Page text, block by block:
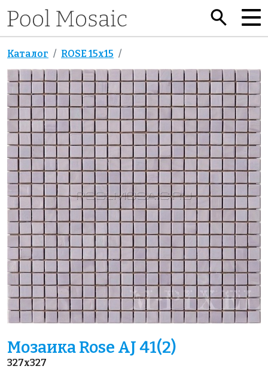
Каталог ROSE 15x15
Мозаика Rose AJ 41(2)
327x327